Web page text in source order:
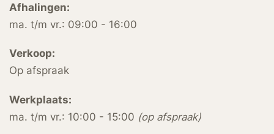
Afhalingen:
ma. t/m vr.: 09:00 - 16:00
Verkoop:
Op afspraak
Werkplaats:
ma. t/m vr.: 10:00 - 15:00 (op afspraak)